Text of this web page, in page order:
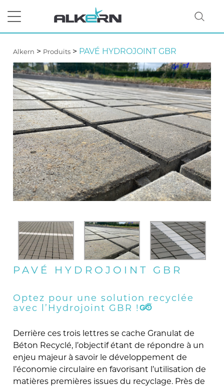
RECHERCHER
Alkern > Produits > PAVÉ HYDROJOINT GBR
PAVÉ HYDROJOINT GBR
Optez pour une solution recyclée
avec l’Hydrojoint GBR !
Derrière ces trois lettres se cache Granulat de
Béton Recyclé, l’objectif étant de répondre à un
enjeu majeur à savoir le développement de
l’économie circulaire en favorisant l’utilisation de
matières premières issues du recyclage. Près de